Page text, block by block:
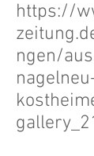
https://
ngen/